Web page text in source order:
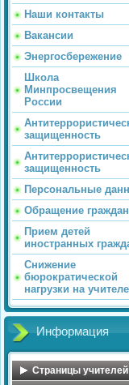
Наши контакты
Вакансии
Энергосбережение
Школа
Минпросвещения
России
защищенность
защищенность
Персональные
Обращение граждан
Прием детей
иностранных
Снижение
бюрократической
нагрузки на
Информация
Страницы учителей